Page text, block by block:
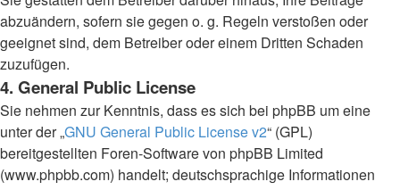
abzuändern, sofern sie gegen o. g. Regeln verstoßen oder
geeignet sind, dem Betreiber oder einem Dritten Schaden
zuzufügen.
4. General Public License
Sie nehmen zur Kenntnis, dass es sich bei phpBB um eine
unter der „GNU General Public License v2“ (GPL)
bereitgestellten Foren-Software von phpBB Limited
(www.phpbb.com) handelt; deutschsprachige Informationen